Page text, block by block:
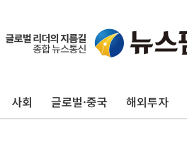
사회 글로벌·중국 해외투자
유럽증시, 美 고용 예상 밖 부진에 연
미 연준 매파 기세 꺾이나…고용 감소에 9
[종합] 이슬람 수니파 3국, '공동방위
美 항소법원, 백악관 무도회장 공사 중
이란 핵심 원유 수출항 '하르그섬', 최